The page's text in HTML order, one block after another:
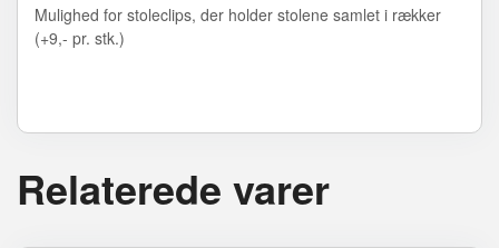
Mulighed for stoleclips, der holder stolene samlet i rækker
(+9,- pr. stk.)
Relaterede varer